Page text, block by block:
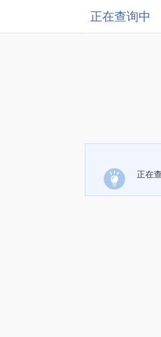
正在查询中
正在